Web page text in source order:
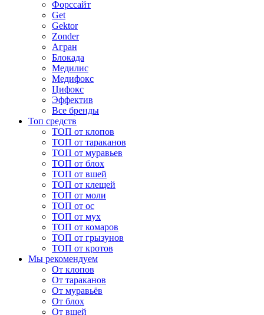
Форcсайт
Get
Gektor
Zonder
Агран
Блокада
Медилис
Медифокс
Цифокс
Эффектив
Все бренды
Топ средств
ТОП от клопов
ТОП от тараканов
ТОП от муравьев
ТОП от блох
ТОП от вшей
ТОП от клещей
ТОП от моли
ТОП от ос
ТОП от мух
ТОП от комаров
ТОП от грызунов
ТОП от кротов
Мы рекомендуем
От клопов
От тараканов
От муравьёв
От блох
От вшей